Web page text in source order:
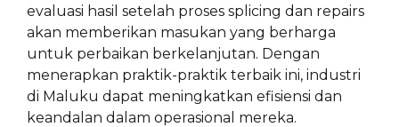
evaluasi hasil setelah proses splicing dan repairs
akan memberikan masukan yang berharga
untuk perbaikan berkelanjutan. Dengan
menerapkan praktik-praktik terbaik ini, industri
di Maluku dapat meningkatkan efisiensi dan
keandalan dalam operasional mereka.